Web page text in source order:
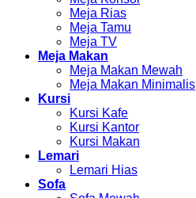
Meja Rias
Meja Tamu
Meja TV
Meja Makan
Meja Makan Mewah
Meja Makan Minimalis
Kursi
Kursi Kafe
Kursi Kantor
Kursi Makan
Lemari
Lemari Hias
Sofa